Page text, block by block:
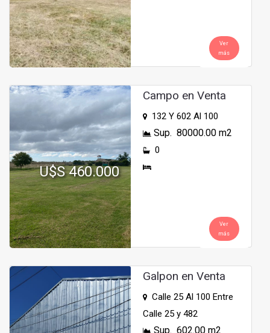
Ver
más
U$S 460.000
Campo en Venta
132 Y 602 Al 100
Sup. 80000.00 m2
0
Ver
más
Galpon en Venta
Calle 25 Al 100 Entre
Calle 25 y 482
Sup. 602.00 m2